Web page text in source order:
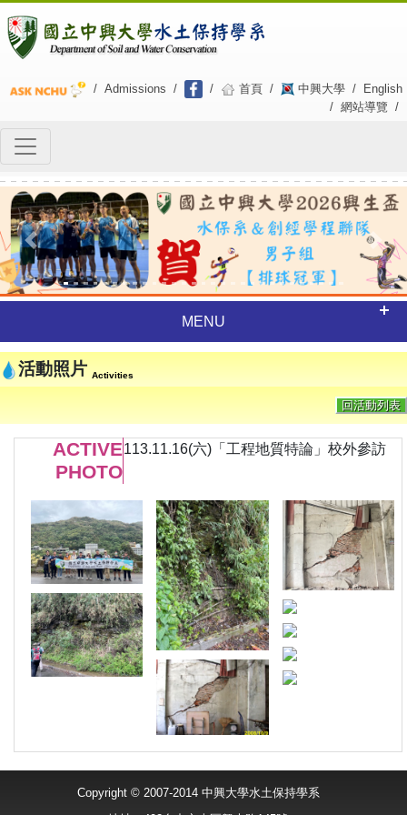
/ Admissions / / 首頁 / 中興大學 /
English
/ 網站導覽 /
Previous Next
MENU
活動照片 Activities
回活動列表
ACTIVE
PHOTO
113.11.16(六)「工程地質特論」校外參訪
Copyright © 2007-2014 中興大學水土保持學系